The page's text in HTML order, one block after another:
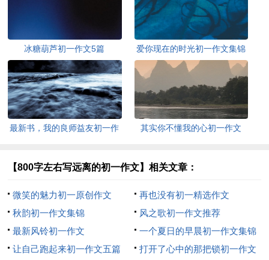
冰糖葫芦初一作文5篇 爱你现在的时光初一作文集锦
最新书，我的良师益友初一作
其实你不懂我的心初一作文
【800字左右写远离的初一作文】相关文章：
微笑的魅力初一原创作文
再也没有初一精选作文
秋韵初一作文集锦
风之歌初一作文推荐
最新风铃初一作文
一个夏日的早晨初一作文集锦
让自己跑起来初一作文五篇
打开了心中的那把锁初一作文